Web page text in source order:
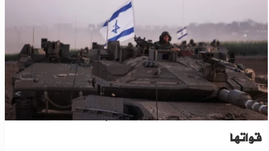
على الحدود السورية واللبنانية..إسرائيل تحشد
قواتها